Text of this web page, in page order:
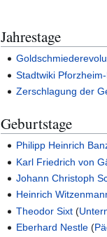
Jahrestage
Stadtwiki
Zerschlagung der
Geburtstage
Philipp Heinrich
Karl Friedrich von
Johann Christoph
Heinrich
Theodor Sixt (
Eberhard Nestle (